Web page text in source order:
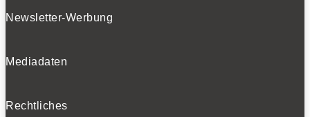
Newsletter-Werbung
Mediadaten
Rechtliches